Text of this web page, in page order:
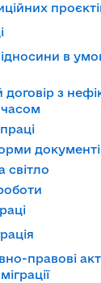
в
договір з
світло
правові